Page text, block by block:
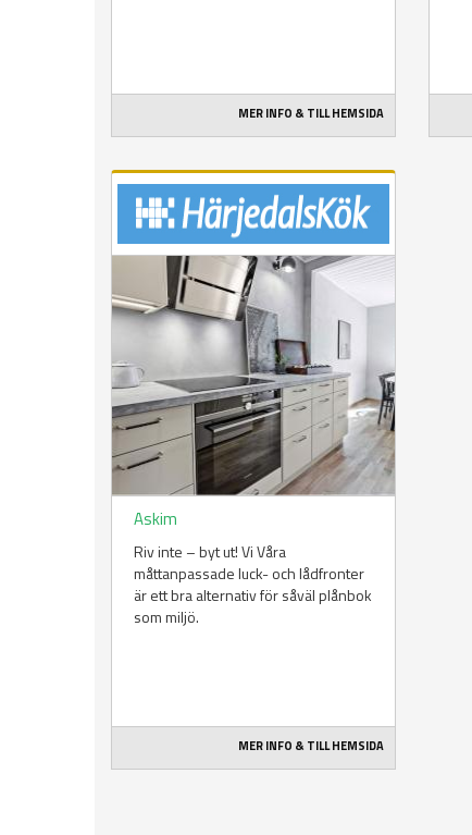
MER INFO & TILL HEMSIDA
Askim
Riv inte – byt ut! Vi Våra
måttanpassade luck- och lådfronter
är ett bra alternativ för såväl plånbok
som miljö.
MER INFO & TILL HEMSIDA